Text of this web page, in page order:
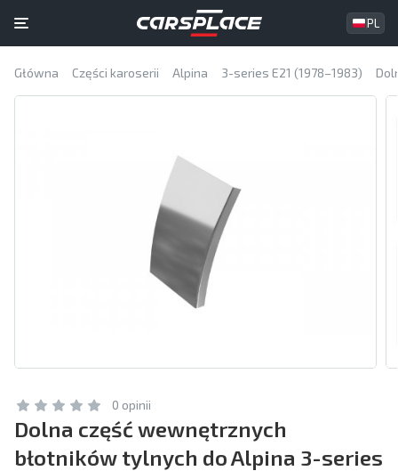
PL
Główna Części karoserii Alpina 3-series E21 (1978–1983)
0 opinii
Dolna część wewnętrznych
błotników tylnych do Alpina 3-series